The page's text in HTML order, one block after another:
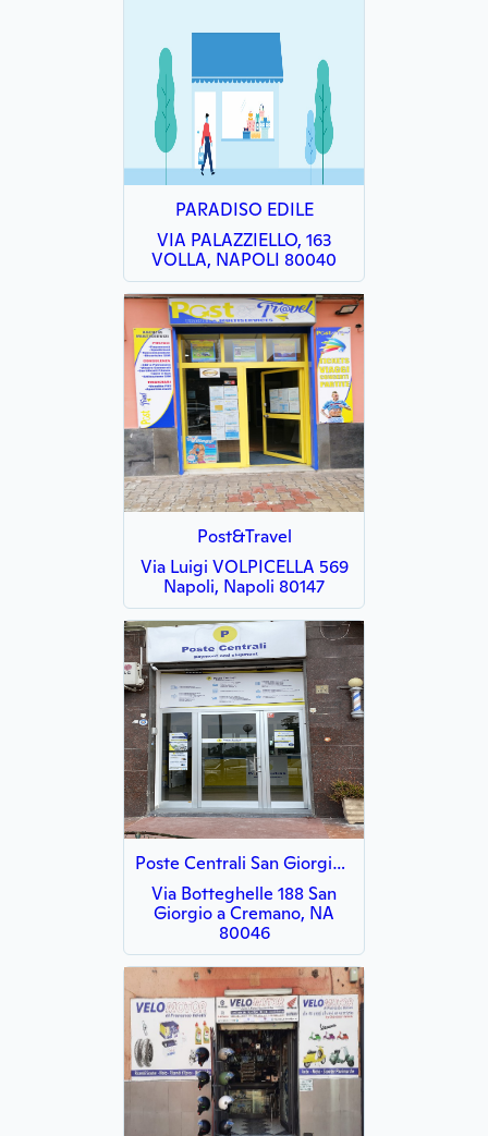
PARADISO EDILE
VIA PALAZZIELLO, 163
VOLLA, NAPOLI 80040
Post&Travel
Via Luigi VOLPICELLA 569
Napoli, Napoli 80147
Poste Centrali San Giorgio a Cremano
Via Botteghelle 188 San
Giorgio a Cremano, NA
80046